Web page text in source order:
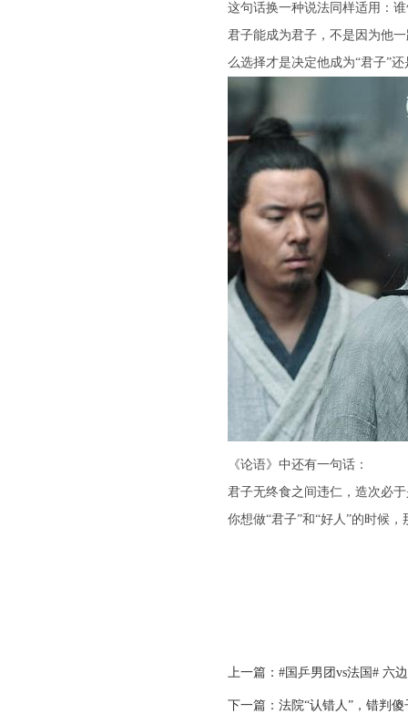
这句话换一种说法同样适用：
君子能成为君子，不是因为他
么选择才是决定他成为“君子”还
《论语》中还有一句话：
君子无终食之间违仁，造次必
你想做“君子”和“好人”的时候
上一篇： #国乒男团vs法国# 六
下一篇： 法院“认错人”，错判